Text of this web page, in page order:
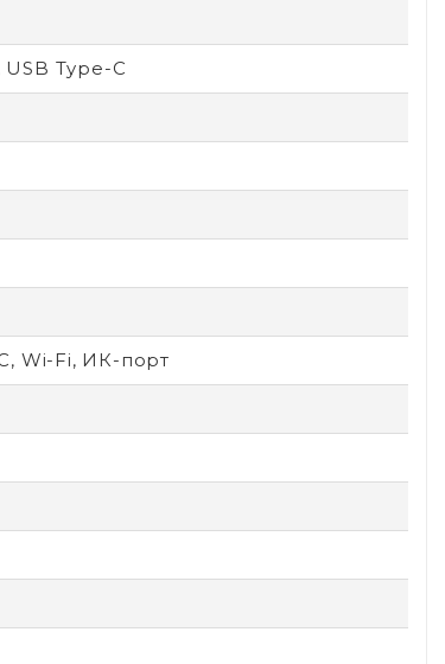
Type-C
Wi-Fi, ИК-порт